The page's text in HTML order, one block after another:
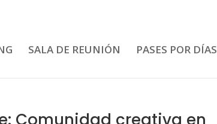
SALA DE REUNIÓN PASES POR DÍAS